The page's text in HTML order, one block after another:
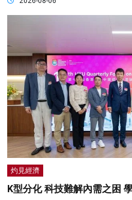
灼見經濟
K型分化 科技難解內需之困